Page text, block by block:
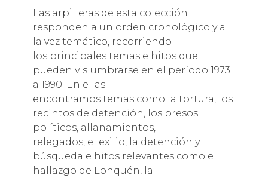
Las arpilleras de esta colección
responden a un orden cronológico y a
la vez temático, recorriendo
los principales temas e hitos que
pueden vislumbrarse en el período 1973
a 1990. En ellas
encontramos temas como la tortura, los
recintos de detención, los presos
políticos, allanamientos,
relegados, el exilio, la detención y
búsqueda e hitos relevantes como el
hallazgo de Lonquén, la